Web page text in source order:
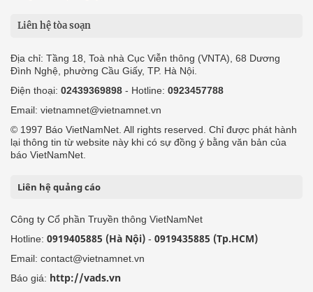
Liên hệ tòa soạn
Địa chỉ: Tầng 18, Toà nhà Cục Viễn thông (VNTA), 68 Dương
Đình Nghệ, phường Cầu Giấy, TP. Hà Nội.
Điện thoại: 02439369898 - Hotline: 0923457788
Email: vietnamnet@vietnamnet.vn
© 1997 Báo VietNamNet. All rights reserved. Chỉ được phát hành
lại thông tin từ website này khi có sự đồng ý bằng văn bản của
báo VietNamNet.
Liên hệ quảng cáo
Công ty Cổ phần Truyền thông VietNamNet
Hotline: 0919405885 (Hà Nội) - 0919435885 (Tp.HCM)
Email: contact@vietnamnet.vn
Báo giá: http://vads.vn